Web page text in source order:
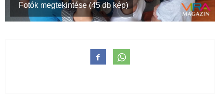
Fotók megtekintése (45 db kép)